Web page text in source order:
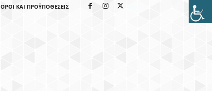
ΌΡΟΙ ΚΑΙ ΠΡΟΫΠΟΘΈΣΕΙΣ